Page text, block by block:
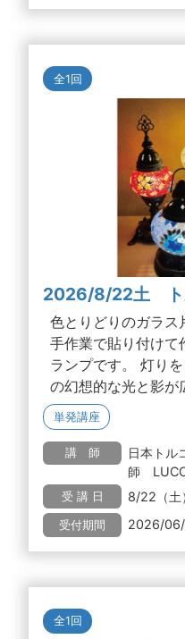
全1回
2026/8/22土 ト
色とりどりのガラス
手作業で貼り付けて
ランプです。 灯り
の幻想的な光と影が
単発講座
講 師
日本トル
師
受 講 日 8/22（土
受付期間 2026/
全1回